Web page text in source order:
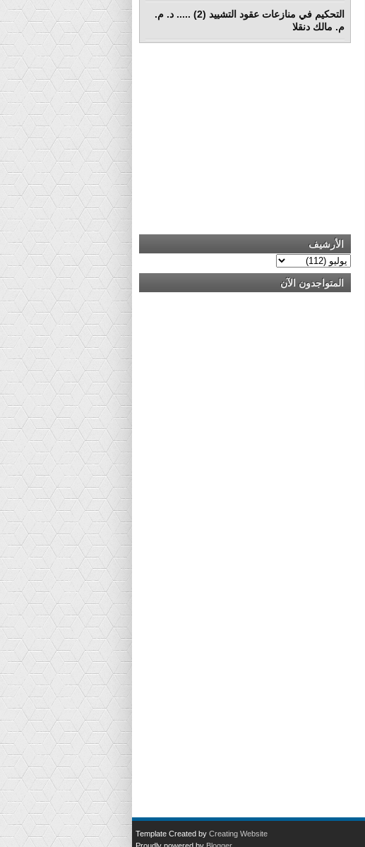
التحكيم في منازعات عقود التشييد (2) ..... د. م.
م. مالك دنقلا
الأرشيف
المتواجدون الآن
Template Created by Creating Website